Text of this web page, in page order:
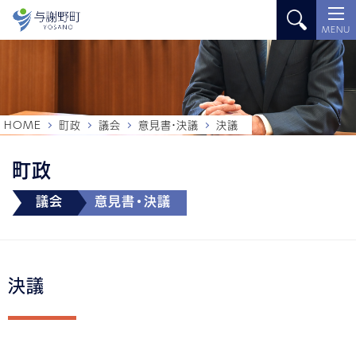
MENU
町政
議会 意見書・決議
HOME 町政 議会 意見書・決議 決議
決議